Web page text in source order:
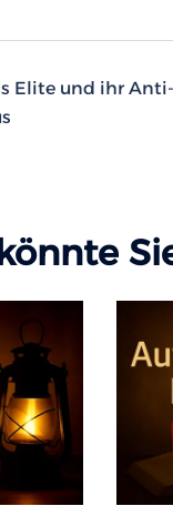
Elite und ihr Anti-